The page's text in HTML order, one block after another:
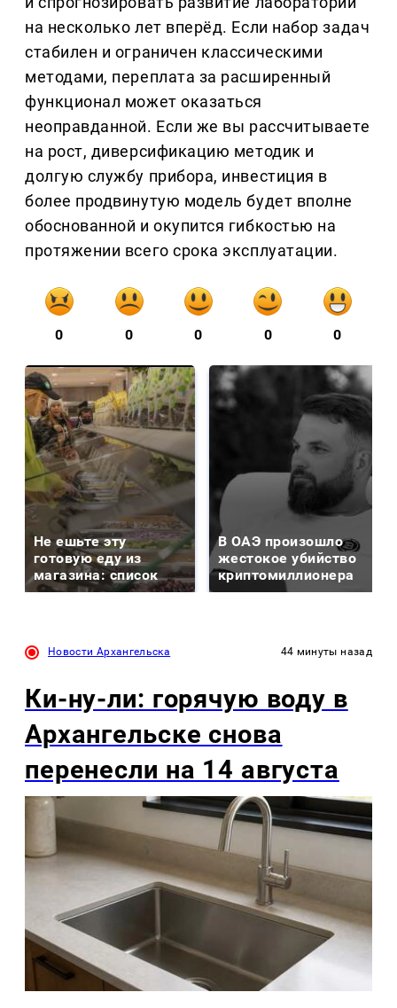
на несколько лет вперёд. Если набор задач
стабилен и ограничен классическими
методами, переплата за расширенный
функционал может оказаться
неоправданной. Если же вы рассчитываете
на рост, диверсификацию методик и
долгую службу прибора, инвестиция в
более продвинутую модель будет вполне
обоснованной и окупится гибкостью на
протяжении всего срока эксплуатации.
0 0 0 0 0
Не ешьте эту
готовую еду из
магазина: список
В ОАЭ произошло
жестокое убийство
криптомиллионера
Новости Архангельска 44 минуты назад
Ки-ну-ли: горячую воду в
Архангельске снова
перенесли на 14 августа